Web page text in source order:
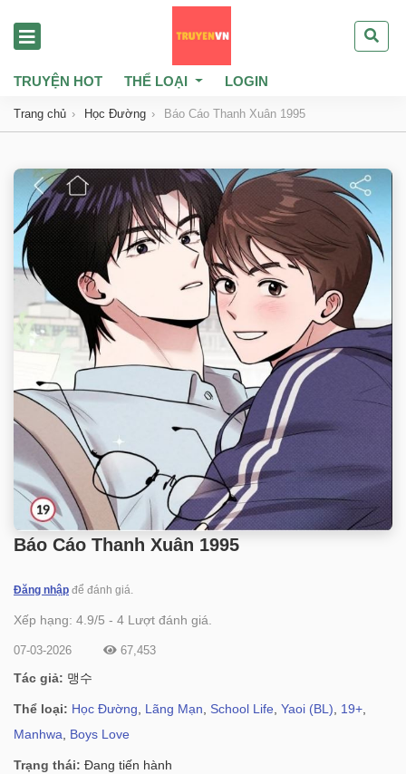
TRUYỆN HOT THỂ LOẠI LOGIN
Trang chủ Học Đường Báo Cáo Thanh Xuân 1995
Báo Cáo Thanh Xuân 1995
Đăng nhập để đánh giá.
Xếp hạng: 4.9/5 - 4 Lượt đánh giá.
07-03-2026 67,453
Tác giả: 맹수
Thể loại: Học Đường Lãng Mạn School Life Yaoi (BL) 19+
Manhwa
Boys Love
Trạng thái: Đang tiến hành